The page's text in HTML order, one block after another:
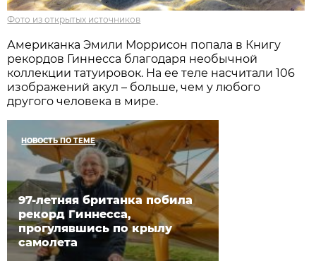
Фото из открытых источников
Американка Эмили Моррисон попала в Книгу
рекордов Гиннесса благодаря необычной
коллекции татуировок. На ее теле насчитали 106
изображений акул – больше, чем у любого
другого человека в мире.
НОВОСТЬ ПО ТЕМЕ
97-летняя британка побила
рекорд Гиннесса,
прогулявшись по крылу
самолета